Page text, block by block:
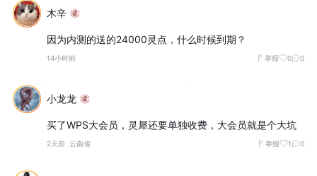
木辛
因为内测的送的24000灵点，什么时候到期？
14小时前 举报 0 0
小龙龙
买了WPS大会员，灵犀还要单独收费，大会员就是个大坑
2天前 云南省 举报 1 0